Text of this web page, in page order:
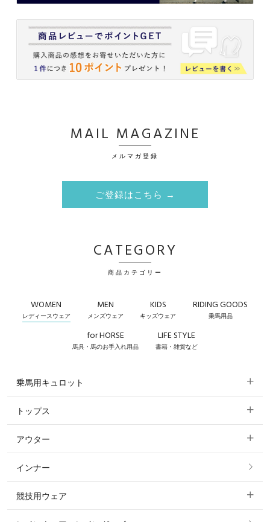
MAIL MAGAZINE
メルマガ登録
ご登録はこちら →
CATEGORY
商品カテゴリー
WOMEN
レディースウェア
MEN
メンズウェア
KIDS
キッズウェア
RIDING GOODS
乗馬用品
for HORSE
馬具・馬のお手入れ用品
LIFE STYLE
書籍・雑貨など
乗馬用キュロット
すべてのキュロット
フルグリップ・尻革 キュロット
ニーグリップ・膝革 キュロット
トップス
すべてのトップス
ポロシャツ
カットソー・Tシャツ・タンクトップ
アウター
すべてのアウター
コート
インナー
競技用ウェア